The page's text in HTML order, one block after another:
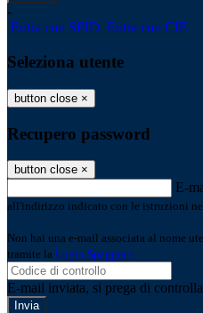
-
Entra con SPID Entra con CIE
Seleziona utente
button close ×
Recupero password
button close ×
E-
all'indirizzo indicato con le istruzioni
Non hai una e-mail associata al nome
tramite la Login Spaggiari
E-mail inviata, si prega di